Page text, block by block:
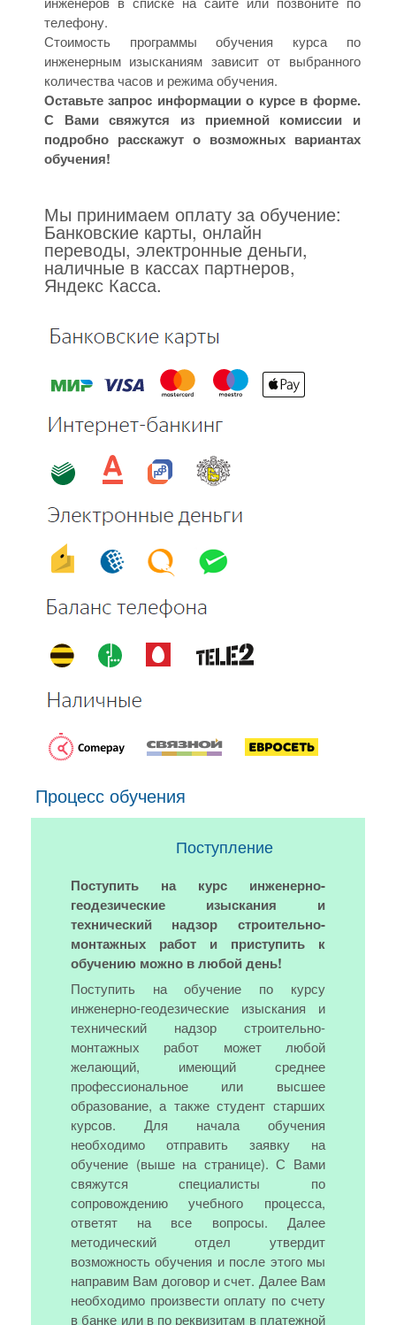
телефону.
Стоимость программы обучения курса по
инженерным изысканиям зависит от выбранного
количества часов и режима обучения.
Оставьте запрос информации о курсе в форме.
С Вами свяжутся из приемной комиссии и
подробно расскажут о возможных вариантах
обучения!
Мы принимаем оплату за обучение:
Банковские карты, онлайн
переводы, электронные деньги,
наличные в кассах партнеров,
Яндекс Касса.
Процесс обучения
Поступление
Поступить на курс инженерно-
геодезические изыскания и
технический надзор строительно-
монтажных работ и приступить к
обучению можно в любой день!
Поступить на обучение по курсу
инженерно-геодезические изыскания и
технический надзор строительно-
монтажных работ может любой
желающий, имеющий среднее
профессиональное или высшее
образование, а также студент старших
курсов. Для начала обучения
необходимо отправить заявку на
обучение (выше на странице). С Вами
свяжутся специалисты по
сопровождению учебного процесса,
ответят на все вопросы. Далее
методический отдел утвердит
возможность обучения и после этого мы
направим Вам договор и счет. Далее Вам
необходимо произвести оплату по счету
в банке или в по реквизитам в платежной